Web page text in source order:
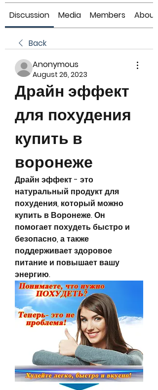
Discussion Media Members About
Back
Anonymous
August 26, 2023
Драйн эффект
для похудения
купить в
воронеже
Драйн эффект - это
натуральный продукт для
похудения, который можно
купить в Воронеже. Он
помогает похудеть быстро и
безопасно, а также
поддерживает здоровое
питание и повышает вашу
энергию.